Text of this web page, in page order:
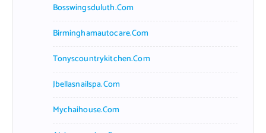
Bosswingsduluth.com
Birminghamautocare.com
Tonyscountrykitchen.com
Jbellasnailspa.com
Mychaihouse.com